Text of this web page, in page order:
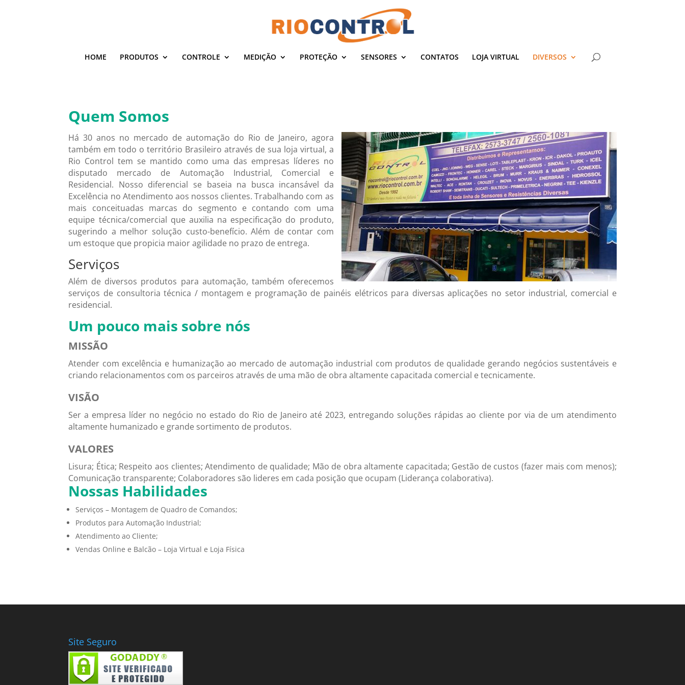
HOME PRODUTOS CONTROLE MEDIÇÃO PROTEÇÃO SENSORES CONTATOS LOJA VIRTUAL DIVERSOS
Quem Somos
Há 30 anos no mercado de automação do Rio de Janeiro, agora
também em todo o território Brasileiro através de sua loja virtual, a
Rio Control tem se mantido como uma das empresas líderes no
disputado mercado de Automação Industrial, Comercial e
Residencial. Nosso diferencial se baseia na busca incansável da
Excelência no Atendimento aos nossos clientes. Trabalhando com as
mais conceituadas marcas do segmento e contando com uma
equipe técnica/comercial que auxilia na especificação do produto,
sugerindo a melhor solução custo-benefício. Além de contar com
um estoque que propicia maior agilidade no prazo de entrega.
Serviços
Além de diversos produtos para automação, também oferecemos
serviços de consultoria técnica / montagem e programação de painéis elétricos para diversas aplicações no setor industrial, comercial e
residencial.
Um pouco mais sobre nós
MISSÃO
Atender com excelência e humanização ao mercado de automação industrial com produtos de qualidade gerando negócios sustentáveis e
criando relacionamentos com os parceiros através de uma mão de obra altamente capacitada comercial e tecnicamente.
VISÃO
Ser a empresa líder no negócio no estado do Rio de Janeiro até 2023, entregando soluções rápidas ao cliente por via de um atendimento
altamente humanizado e grande sortimento de produtos.
VALORES
Lisura; Ética; Respeito aos clientes; Atendimento de qualidade; Mão de obra altamente capacitada; Gestão de custos (fazer mais com menos);
Comunicação transparente; Colaboradores são lideres em cada posição que ocupam (Liderança colaborativa).
Nossas Habilidades
Serviços – Montagem de Quadro de Comandos;
Produtos para Automação Industrial;
Atendimento ao Cliente;
Vendas Online e Balcão – Loja Virtual e Loja Física
Site Seguro